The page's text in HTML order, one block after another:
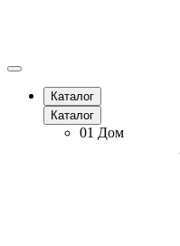
Каталог
Каталог
01 Дом